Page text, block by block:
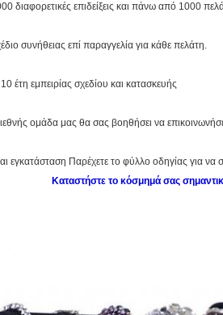
διαφορετικές επιδείξεις και πάνω από 1000
συνήθειας επί παραγγελία για κάθε πελάτη.
έτη εμπειρίας σχεδίου και κατασκευής
ομάδα μας θα σας βοηθήσει να
εγκατάσταση Παρέχετε το φύλλο οδηγίας για να
Καταστήστε το κόσμημά σας